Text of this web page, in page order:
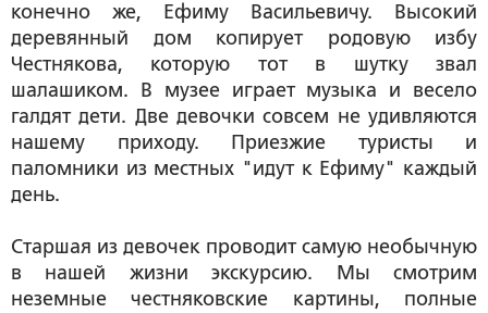
конечно же, Ефиму Васильевичу. Высокий
деревянный дом копирует родовую избу
Честнякова, которую тот в шутку звал
шалашиком. В музее играет музыка и весело
галдят дети. Две девочки совсем не удивляются
нашему приходу. Приезжие туристы и
паломники из местных "идут к Ефиму" каждый
день.
Старшая из девочек проводит самую необычную
в нашей жизни экскурсию. Мы смотрим
неземные честняковские картины, полные